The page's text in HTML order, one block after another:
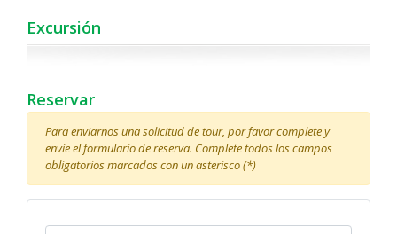
Excursión
Reservar
Para enviarnos una solicitud de tour, por favor complete y
envíe el formulario de reserva. Complete todos los campos
obligatorios marcados con un asterisco (*)